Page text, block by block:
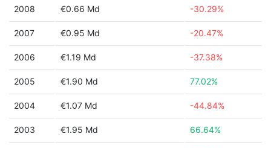
2008 €0.66 Md -30.29%
2007 €0.95 Md -20.47%
2006 €1.19 Md -37.38%
2005 €1.90 Md 77.02%
2004 €1.07 Md -44.84%
2003 €1.95 Md 66.64%